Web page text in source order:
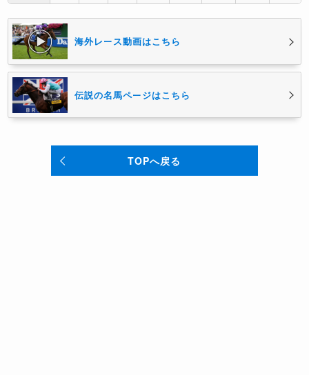
海外レース動画はこちら
伝説の名馬ページはこちら
TOPへ戻る